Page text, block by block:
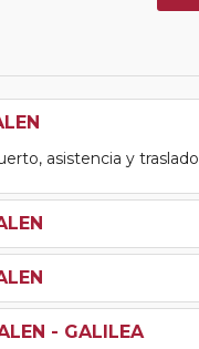
asistencia y
- GALILEA